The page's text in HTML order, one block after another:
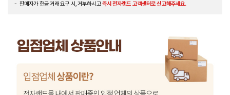
판매자가 현금 거래 요구 시, 거부하시고즉시 전자랜드 고객센터로 신고해주세요.